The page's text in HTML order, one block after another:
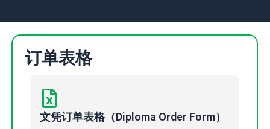
订单表格
文凭订单表格（Diploma Order Form）